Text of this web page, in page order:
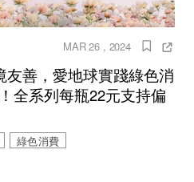
MAR 26 , 2024
友善，愛地球實踐綠色消
全系列每瓶22元支持偏
綠色消費